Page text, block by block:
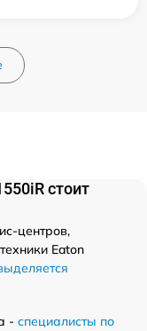
стоит
центров,
Eaton
- специалисты по